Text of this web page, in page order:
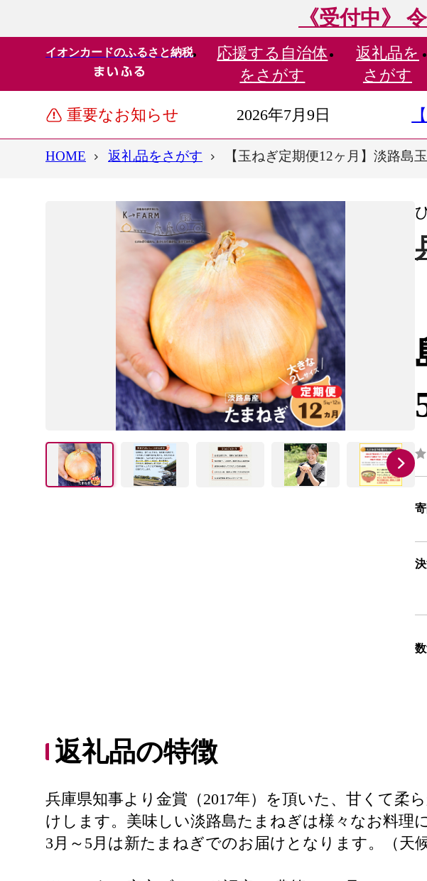
《受付中》
イオンカードのふるさと納税 応援する 自治体
をさがす
返礼品を
さがす
重要なお知らせ 2026年7月9日
HOME 返礼品をさがす 【玉ねぎ定期便12ヶ月】淡路島
返礼品の特徴
兵庫県知事より金賞（2017年）を頂いた、甘くて柔
けします。美味しい淡路島たまねぎは様々なお料理
3月～5月は新たまねぎでのお届けとなります。（天